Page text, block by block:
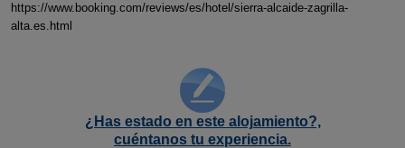
https://www.booking.com/reviews/es/hotel/sierra-alcaide-zagrilla-
alta.es.html
¿Has estado en este alojamiento?,
cuéntanos tu experiencia.